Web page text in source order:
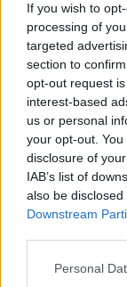
If you wish to
processing of
targeted
section to
opt-out request
interest-based
us or personal
your opt-out.
disclosure of
IAB’s list of
also be
Downstream
Personal
17:22
Δήμος Πλατανιά:
εκδηλώσεις
Γη -
17:10
Δήμος
Στρατηγικό
17:10
Σε κατάσταση
λόγω πολύ
Οι τουαλέτες